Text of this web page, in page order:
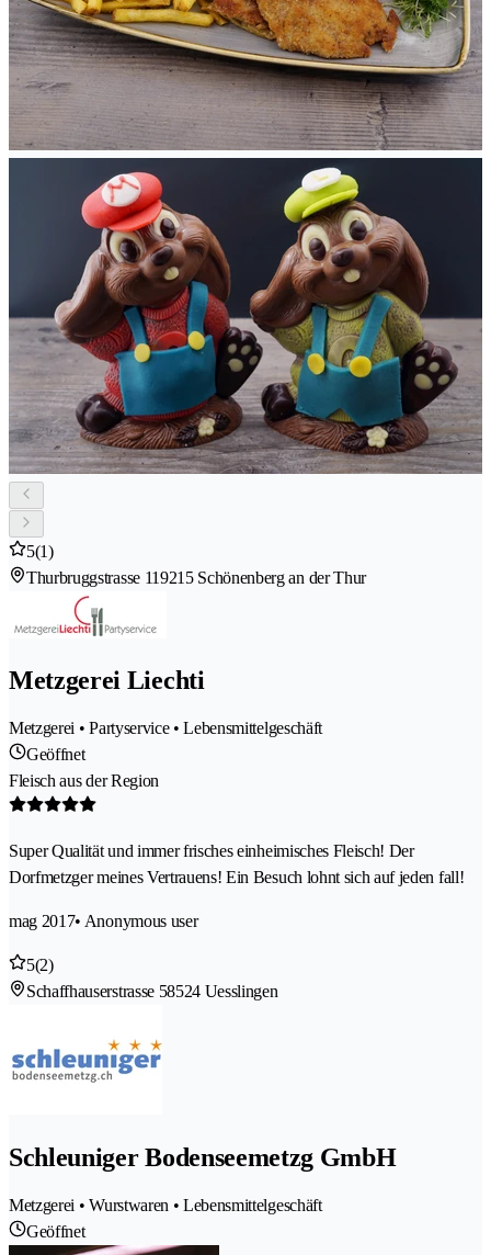
5(1)
Thurbruggstrasse 119215 Schönenberg an der Thur
Metzgerei Liechti
Metzgerei • Partyservice • Lebensmittelgeschäft
Geöffnet
Fleisch aus der Region
Super Qualität und immer frisches einheimisches Fleisch! Der
Dorfmetzger meines Vertrauens! Ein Besuch lohnt sich auf jeden fall!
mag 2017• Anonymous user
5(2)
Schaffhauserstrasse 58524 Uesslingen
Schleuniger Bodenseemetzg GmbH
Metzgerei • Wurstwaren • Lebensmittelgeschäft
Geöffnet